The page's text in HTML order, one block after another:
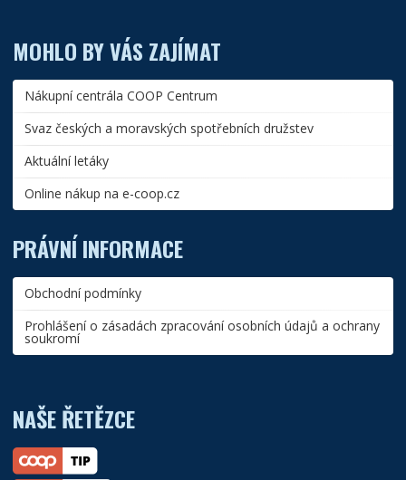
MOHLO BY VÁS ZAJÍMAT
Nákupní centrála COOP Centrum
Svaz českých a moravských spotřebních družstev
Aktuální letáky
Online nákup na e-coop.cz
PRÁVNÍ INFORMACE
Obchodní podmínky
Prohlášení o zásadách zpracování osobních údajů a ochrany
soukromí
NAŠE ŘETĚZCE